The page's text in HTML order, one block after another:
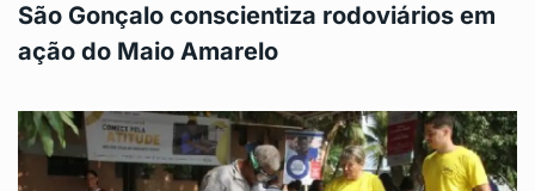
São Gonçalo conscientiza rodoviários em
ação do Maio Amarelo